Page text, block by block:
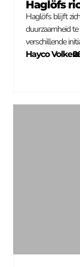
Haglöfs
Haglöfs blijft
duurzaamheid
verschillende
Hayco Volkers
–